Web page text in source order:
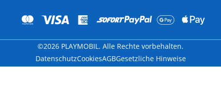
©2026 PLAYMOBIL. Alle Rechte vorbehalten.
DatenschutzCookiesAGBGesetzliche Hinweise